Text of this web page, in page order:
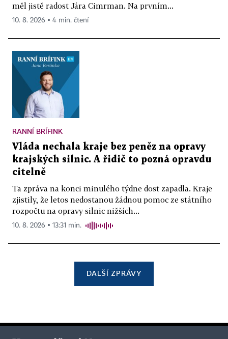
měl jistě radost Jára Cimrman. Na prvním...
10. 8. 2026 ▪ 4 min. čtení
RANNÍ BRÍFINK
Vláda nechala kraje bez peněz na opravy
krajských silnic. A řidič to pozná opravdu
citelně
Ta zpráva na konci minulého týdne dost zapadla. Kraje
zjistily, že letos nedostanou žádnou pomoc ze státního
rozpočtu na opravy silnic nižších...
10. 8. 2026 ▪ 13:31 min.
DALŠÍ ZPRÁVY